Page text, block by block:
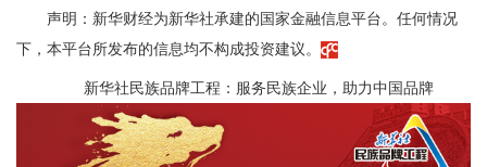
声明：新华财经为新华社承建的国家金融信息平台。任何情况
下，本平台所发布的信息均不构成投资建议。
新华社民族品牌工程：服务民族企业，助力中国品牌